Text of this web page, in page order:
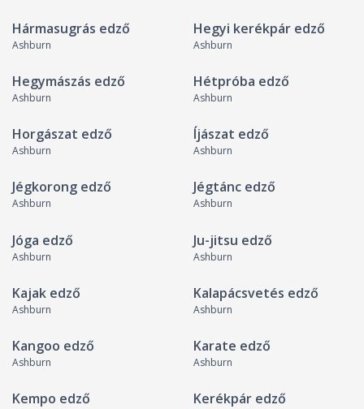
Hármasugrás edző
Ashburn
Hegyi kerékpár edző
Ashburn
Hegymászás edző
Ashburn
Hétpróba edző
Ashburn
Horgászat edző
Ashburn
Íjászat edző
Ashburn
Jégkorong edző
Ashburn
Jégtánc edző
Ashburn
Jóga edző
Ashburn
Ju-jitsu edző
Ashburn
Kajak edző
Ashburn
Kalapácsvetés edző
Ashburn
Kangoo edző
Ashburn
Karate edző
Ashburn
Kempo edző Kerékpár edző